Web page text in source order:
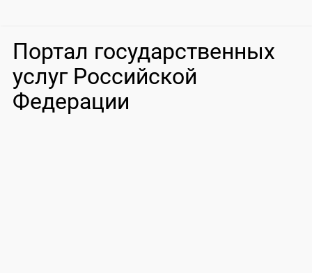
Портал государственных
услуг Российской
Федерации